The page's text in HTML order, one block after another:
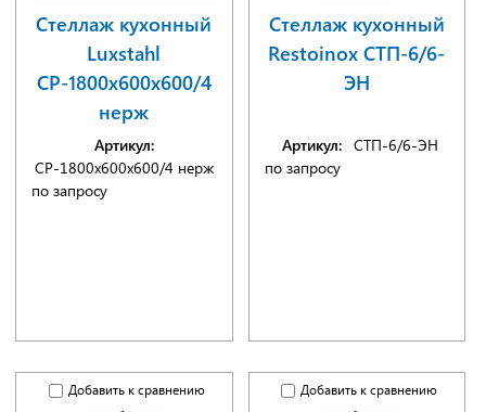
Стеллаж кухонный
Luxstahl
СР-1800х600х600/4
нерж
Артикул:
СР-1800х600х600/4 нерж
по запросу
Стеллаж кухонный
Restoinox СТП-6/6-
ЭН
Артикул: СТП-6/6-ЭН
по запросу
Добавить к сравнению Добавить к сравнению